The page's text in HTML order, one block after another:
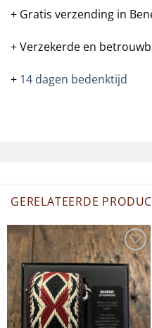
+ Gratis verzending in
+ Verzekerde en
+ 14 dagen bedenktijd
GERELATEERDE